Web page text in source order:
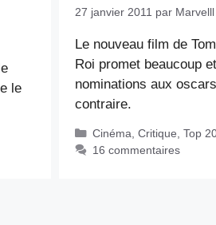
le
27 janvier 2011 par Marvelll
Le nouveau film de
Roi promet beaucoup
nominations aux
contraire.
Catégories
Cinéma Critique Top
16 commentaires